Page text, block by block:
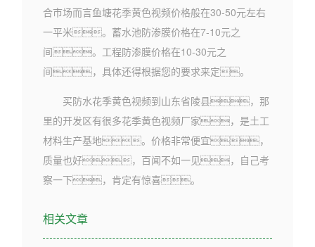
合市场而言鱼塘花季黄色视频价格般在30-50元左右
一平米。蓄水池防渗膜价格在7-10元之
间。工程防渗膜价格在10-30元之
间，具体还得根据您的要求来定。
买防水花季黄色视频到山东省陵县，那
里的开发区有很多花季黄色视频厂家，是土工
材料生产基地。价格非常便宜，
质量也好，百闻不如一见，自己考
察一下，肯定有惊喜。
相关文章